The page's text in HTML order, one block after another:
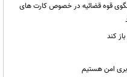
قوه قضائیه در خصوص کارت های
کند
امن هستیم